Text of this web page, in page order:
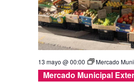
13 mayo @ 00:00 Mercado
Mercado Municipal